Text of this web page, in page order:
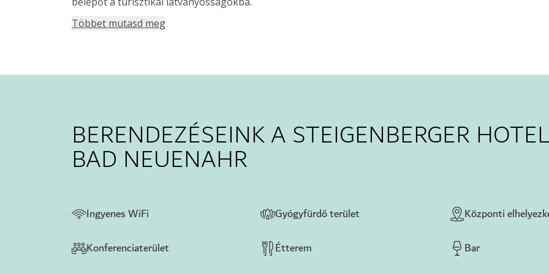
Többet mutasd meg
BERENDEZÉSEINK A STEIGENBERGER HOTEL
BAD NEUENAHR
Ingyenes WiFi Gyógyfürdő terület
Központi
Konferenciaterület
Étterem
Bar